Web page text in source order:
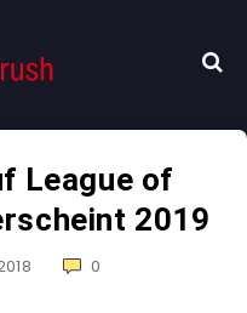
League of
2019
0